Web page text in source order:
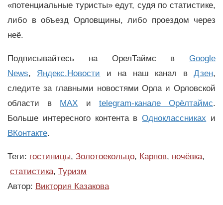
«потенциальные туристы» едут, судя по статистике,
либо в объезд Орловщины, либо проездом через
неё.
Подписывайтесь на ОрелТаймс в Google
News, Яндекс.Новости и на наш канал вДзен,
следите за главными новостями Орла и Орловской
области в MAX и telegram-канале Орёлтаймс.
Больше интересного контента вОдноклассниках и
ВКонтакте.
Теги: гостиницы, Золотоекольцо, Карпов, ночёвка,
статистика, Туризм
Автор: Виктория Казакова